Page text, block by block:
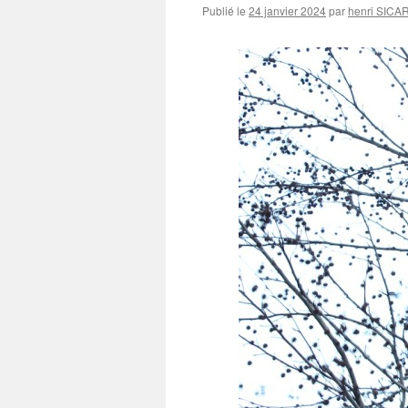
Publié le 24 janvier 2024par henri